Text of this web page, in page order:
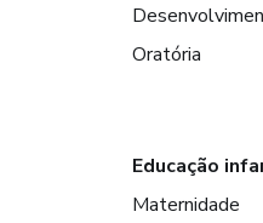
Oratória
Educação
Maternidade